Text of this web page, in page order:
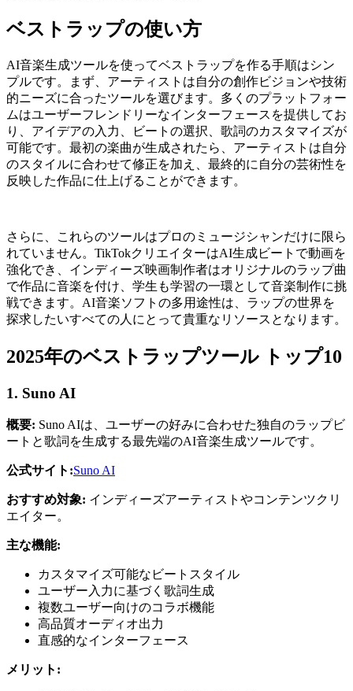
ベストラップの使い方
AI音楽生成ツールを使ってベストラップを作る手順はシン
プルです。まず、アーティストは自分の創作ビジョンや技術
的ニーズに合ったツールを選びます。多くのプラットフォー
ムはユーザーフレンドリーなインターフェースを提供してお
り、アイデアの入力、ビートの選択、歌詞のカスタマイズが
可能です。最初の楽曲が生成されたら、アーティストは自分
のスタイルに合わせて修正を加え、最終的に自分の芸術性を
反映した作品に仕上げることができます。
さらに、これらのツールはプロのミュージシャンだけに限ら
れていません。TikTokクリエイターはAI生成ビートで動画を
強化でき、インディーズ映画制作者はオリジナルのラップ曲
で作品に音楽を付け、学生も学習の一環として音楽制作に挑
戦できます。AI音楽ソフトの多用途性は、ラップの世界を
探求したいすべての人にとって貴重なリソースとなります。
2025年のベストラップツール トップ10
1. Suno AI
概要: Suno AIは、ユーザーの好みに合わせた独自のラップビ
ートと歌詞を生成する最先端のAI音楽生成ツールです。
公式サイト:Suno AI
おすすめ対象: インディーズアーティストやコンテンツクリ
エイター。
主な機能:
カスタマイズ可能なビートスタイル
ユーザー入力に基づく歌詞生成
複数ユーザー向けのコラボ機能
高品質オーディオ出力
直感的なインターフェース
メリット: